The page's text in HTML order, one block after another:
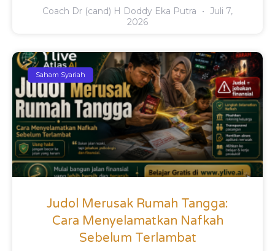
Coach Dr (cand) H Doddy Eka Putra
Juli 7,
2026
Saham Syariah
Judol Merusak Rumah Tangga:
Cara Menyelamatkan Nafkah
Sebelum Terlambat